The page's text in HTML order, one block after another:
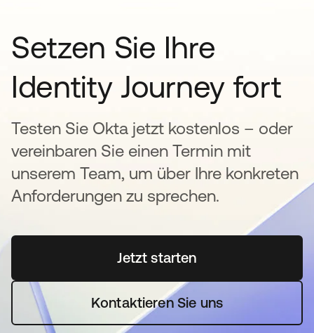
Setzen Sie Ihre
Identity Journey fort
Testen Sie Okta jetzt kostenlos – oder
vereinbaren Sie einen Termin mit
unserem Team, um über Ihre konkreten
Anforderungen zu sprechen.
Jetzt startenwird in einer neuen
Kontaktieren Sie uns